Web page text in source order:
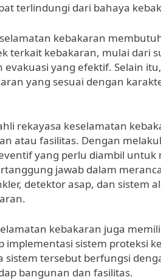
terlindungi dari bahaya
kebakaran
terkait kebakaran, mulai dari
yang efektif. Selain
yang sesuai dengan
rekayasa keselamatan
atau fasilitas. Dengan
yang perlu diambil untuk
jawab dalam
detektor asap, dan sistem
kebakaran juga
sistem proteksi
sistem tersebut berfungsi
bangunan dan fasilitas.